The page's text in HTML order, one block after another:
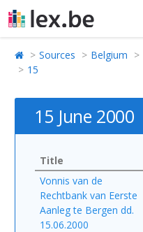
Sources Belgium
15
15 June 2000
Title
Vonnis van de
Rechtbank van Eerste
Aanleg te Bergen dd.
15.06.2000